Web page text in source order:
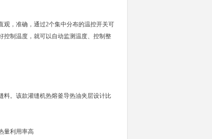
观，准确，通过2个集中分布的温控开关可
控制温度，就可以自动监测温度、控制整
。该款灌缝机热熔釜导热油夹层设计比
量利用率高